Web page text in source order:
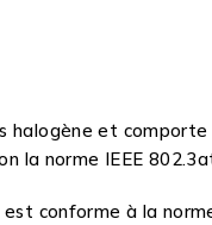
et
la norme IEEE
conforme à la